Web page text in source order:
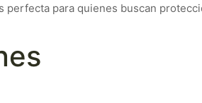
perfecta para quienes buscan